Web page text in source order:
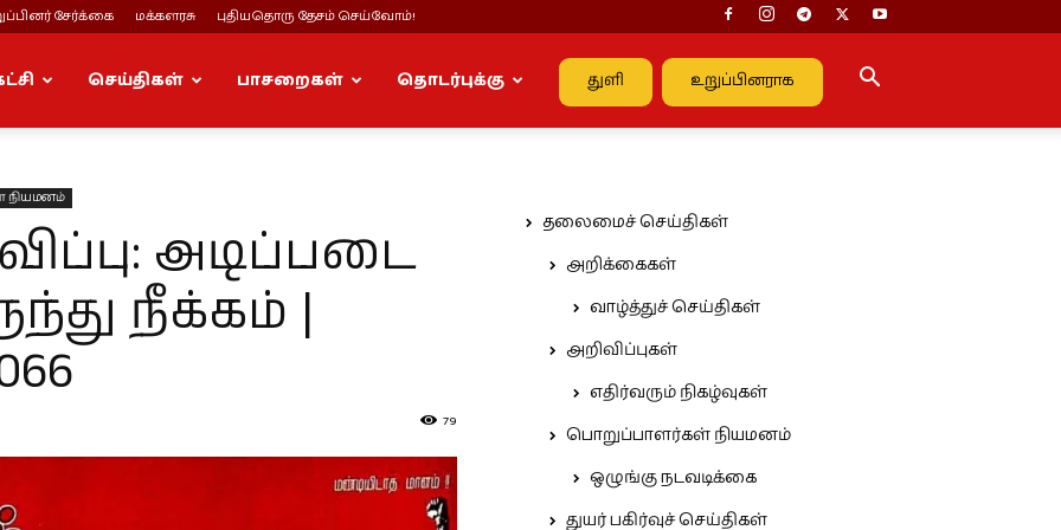
சேர்க்கை மக்களரசு புதியதொரு தேசம் செய்வோம்!
துளி உறுப்பினராக
செய்திகள் பாசறைகள் தொடர்புக்கு
நியமனம்
அடிப்படை
நீக்கம் |
79
தலைமைச் செய்திகள்
அறிக்கைகள்
வாழ்த்துச் செய்திகள்
அறிவிப்புகள்
எதிர்வரும் நிகழ்வுகள்
பொறுப்பாளர்கள் நியமனம்
ஒழுங்கு நடவடிக்கை
துயர் பகிர்வுச் செய்திகள்